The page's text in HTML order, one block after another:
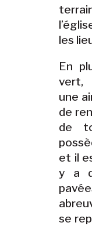
les
En
vert,
une
de
de
et il
y a
se